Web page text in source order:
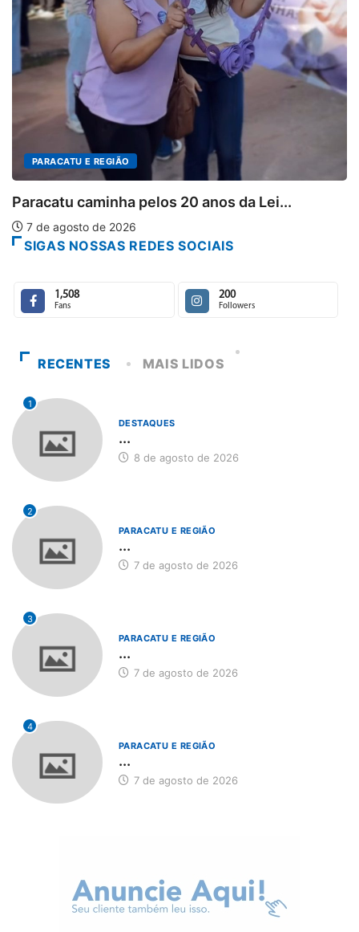
PARACATU E REGIÃO
Paracatu caminha pelos 20 anos da Lei...
7 de agosto de 2026
SIGAS NOSSAS REDES SOCIAIS
1,508
Fans
200
Followers
RECENTES MAIS LIDOS
1
DESTAQUES
...
8 de agosto de 2026
2
PARACATU E REGIÃO
...
7 de agosto de 2026
3
PARACATU E REGIÃO
...
7 de agosto de 2026
4
PARACATU E REGIÃO
...
7 de agosto de 2026